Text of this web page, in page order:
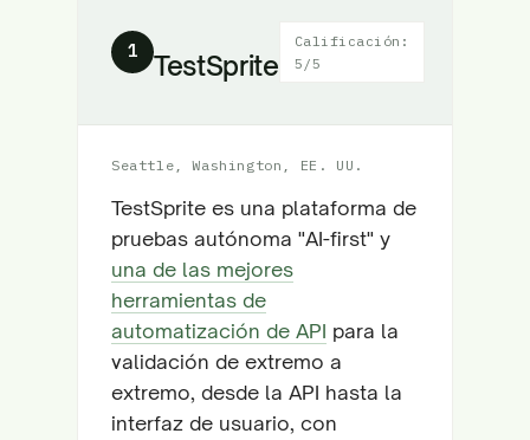
1 TestSprite
Calificación:
5/5
Seattle, Washington, EE. UU.
TestSprite es una plataforma de
pruebas autónoma "AI-first" y
una de las mejores
herramientas de
automatización de API para la
validación de extremo a
extremo, desde la API hasta la
interfaz de usuario, con